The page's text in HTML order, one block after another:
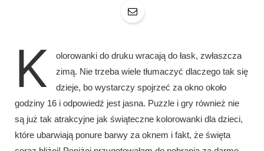
K
olorowanki do druku wracają do łask, zwłaszcza
zimą. Nie trzeba wiele tłumaczyć dlaczego tak się
dzieje, bo wystarczy spojrzeć za okno około
godziny 16 i odpowiedź jest jasna. Puzzle i gry również nie
są już tak atrakcyjne jak świąteczne kolorowanki dla dzieci,
które ubarwiają ponure barwy za oknem i fakt, że święta